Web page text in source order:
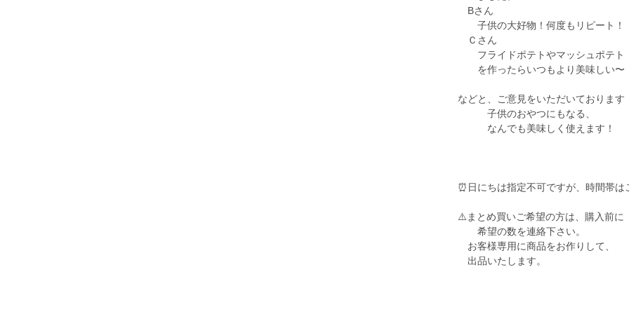
Bさん
子供の大好物！何度もリピート！
Ｃさん
フライドポテトやマッシュポテト
を作ったらいつもより美味しい〜
などと、ご意見をいただいております
子供のおやつにもなる、
なんでも美味しく使えます！
⏰日にちは指定不可ですが、時間帯
⚠️まとめ買いご希望の方は、購入前に
希望の数を連絡下さい。
お客様専用に商品をお作りして、
出品いたします。